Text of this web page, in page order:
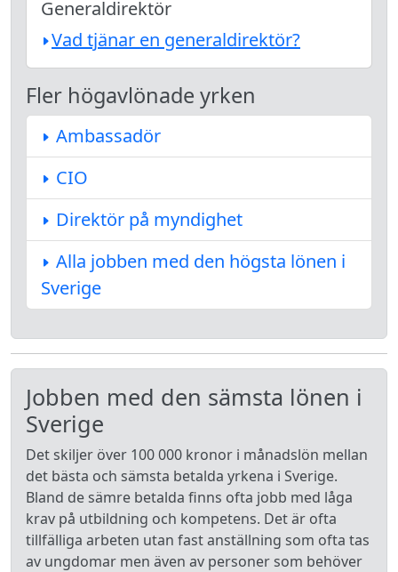
Generaldirektör
Vad tjänar en generaldirektör?
Fler högavlönade yrken
Ambassadör
CIO
Direktör på myndighet
Alla jobben med den högsta lönen i
Sverige
Jobben med den sämsta lönen i
Sverige
Det skiljer över 100 000 kronor i månadslön mellan
det bästa och sämsta betalda yrkena i Sverige.
Bland de sämre betalda finns ofta jobb med låga
krav på utbildning och kompetens. Det är ofta
tillfälliga arbeten utan fast anställning som ofta tas
av ungdomar men även av personer som behöver